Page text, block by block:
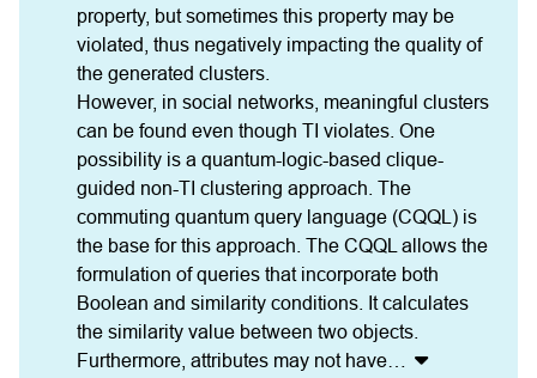
property, but sometimes this property may be
violated, thus negatively impacting the quality of
the generated clusters.
However, in social networks, meaningful clusters
can be found even though TI violates. One
possibility is a quantum-logic-based clique-
guided non-TI clustering approach. The
commuting quantum query language (CQQL) is
the base for this approach. The CQQL allows the
formulation of queries that incorporate both
Boolean and similarity conditions. It calculates
the similarity value between two objects.
Furthermore, attributes may not have